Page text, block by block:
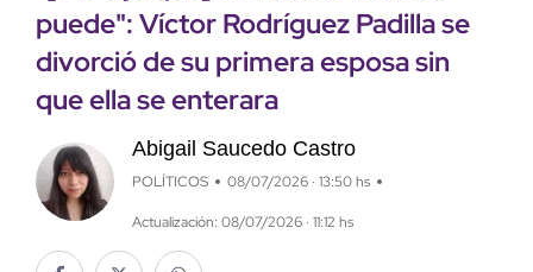
puede": Víctor Rodríguez Padilla se
divorció de su primera esposa sin
que ella se enterara
Abigail Saucedo Castro
POLÍTICOS 08/07/2026 · 13:50 hs
Actualización: 08/07/2026 · 11:12 hs